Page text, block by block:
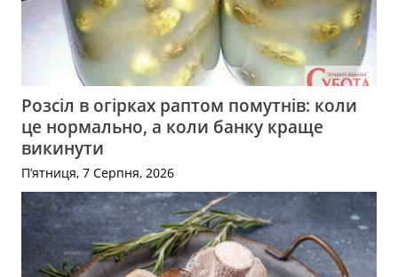
Розсіл в огірках раптом помутнів: коли
це нормально, а коли банку краще
викинути
П’ятниця, 7 Серпня, 2026